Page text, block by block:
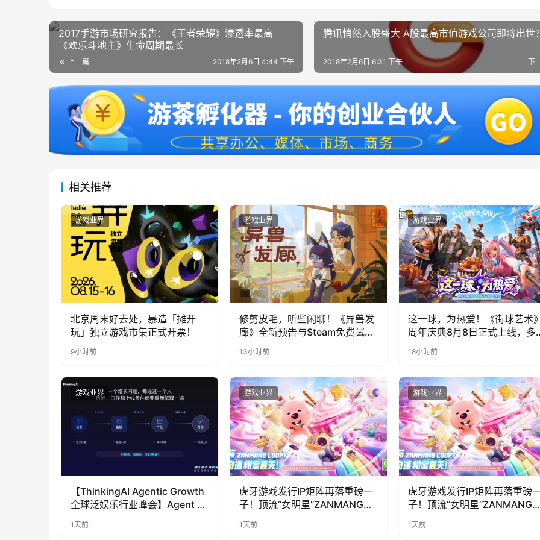
2017手游市场研究报告：《王者荣耀》渗透率最高
《欢乐斗地主》生命周期最长
上一篇 2018年2月6日 4:44 下午
腾讯悄然入股盛大 A股最高市值游戏公司即将出世
下
2018年2月6日 6:31 下午
相关推荐
游戏业界
北京周末好去处，暴造「摊开
玩」独立游戏市集正式开票！
9小时前
游戏业界
修剪皮毛，听些闲聊！《异兽发
廊》全新预告与Steam免费试玩
公开
13小时前
游戏业界
这一球，为热爱！《街球艺术
周年庆典8月8日正式上线，多
福利与全新内容同步开启
18小时前
游戏业界
【ThinkingAI Agentic Growth
全球泛娱乐行业峰会】Agent 时
1天前
游戏业界
虎牙游戏发行IP矩阵再落重磅一
子！顶流“女明星”ZANMANG
奇遇》惊喜曝光
1天前
游戏业界
虎牙游戏发行IP矩阵再落重磅
子！顶流“女明星”ZANMANG
奇遇》惊喜曝光
1天前